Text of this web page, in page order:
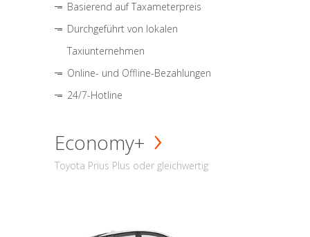
Basierend auf Taxameterpreis
Durchgeführt von lokalen
Taxiunternehmen
Online- und Offline-Bezahlungen
24/7-Hotline
Economy+
Toyota Prius Plus oder gleichwertig